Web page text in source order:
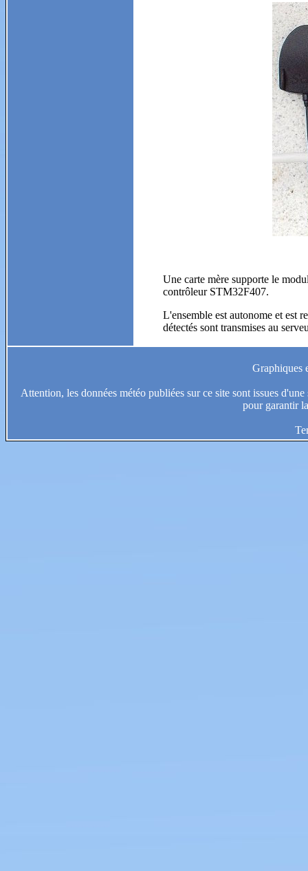
Une carte mère supporte le
contrôleur STM32F407.
L'ensemble est autonome et est
détectés sont transmises au
Graphiques
Attention, les données météo publiées sur ce site sont issues
pour garantir